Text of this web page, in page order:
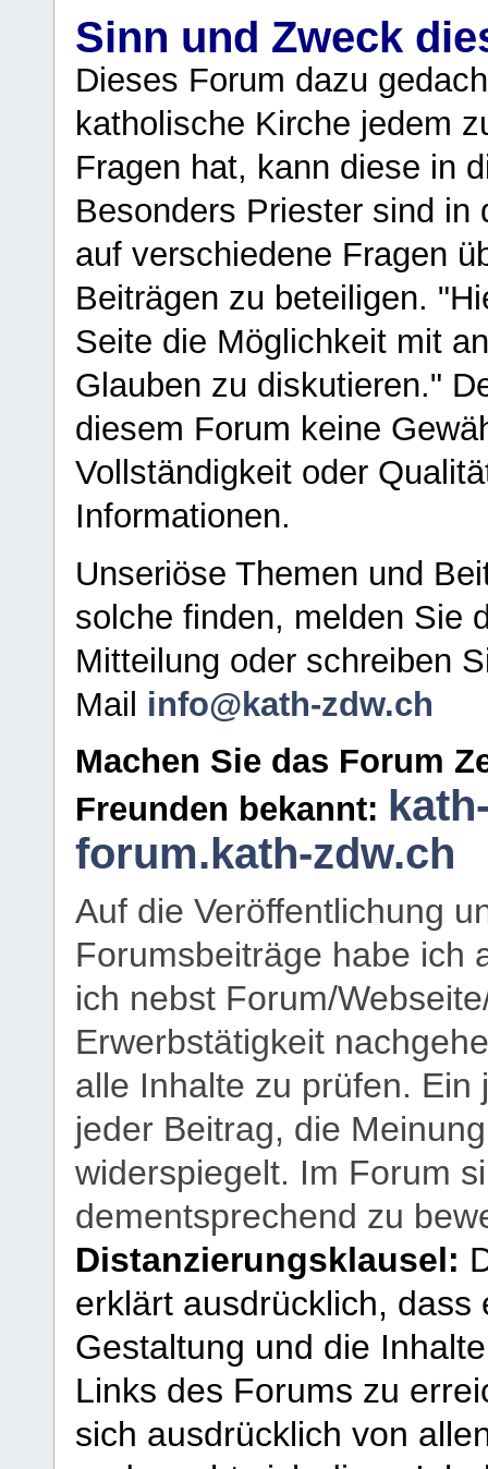
Sinn und Zweck
Dieses Forum dazu
katholische Kirche jedem
Fragen hat, kann diese in
Besonders Priester sind in
auf verschiedene Fragen
Beiträgen zu beteiligen.
Seite die Möglichkeit mit
Glauben zu diskutieren."
diesem Forum keine
Vollständigkeit oder
Informationen.
Unseriöse Themen und
solche finden, melden Sie
Mitteilung oder schreiben
Mail info@kath-zdw.ch
Machen Sie das Forum
Freunden bekannt:
forum.kath-zdw.ch
Auf die Veröffentlichung
Forumsbeiträge habe ich
ich nebst Forum/
Erwerbstätigkeit
alle Inhalte zu prüfen.
jeder Beitrag, die
widerspiegelt. Im Forum
dementsprechend zu
Distanzierungsklausel:
erklärt ausdrücklich,
Gestaltung und die
Links des Forums zu
sich ausdrücklich von